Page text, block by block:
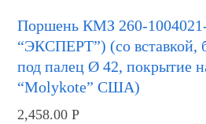
Поршень КМЗ 260-
“ЭКСПЕРТ”) (со вставкой,
под палец Ø 42, покрытие
“Molykote” США)
2,458.00Р